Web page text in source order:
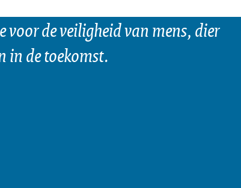
voor de veiligheid van mens, dier
in de toekomst.